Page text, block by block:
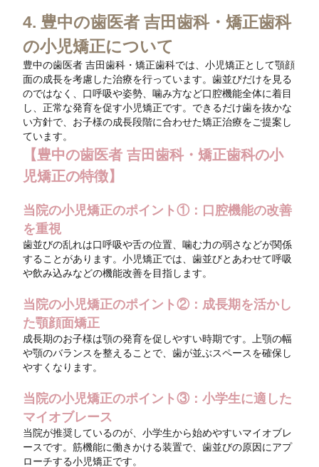
4. 豊中の歯医者 吉田歯科・矯正歯科
の小児矯正について
豊中の歯医者 吉田歯科・矯正歯科では、小児矯正として顎顔
面の成長を考慮した治療を行っています。歯並びだけを見る
のではなく、口呼吸や姿勢、噛み方など口腔機能全体に着目
し、正常な発育を促す小児矯正です。できるだけ歯を抜かな
い方針で、お子様の成長段階に合わせた矯正治療をご提案し
ています。
【豊中の歯医者 吉田歯科・矯正歯科の小
児矯正の特徴】
当院の小児矯正のポイント①：口腔機能の改善
を重視
歯並びの乱れは口呼吸や舌の位置、噛む力の弱さなどが関係
することがあります。小児矯正では、歯並びとあわせて呼吸
や飲み込みなどの機能改善を目指します。
当院の小児矯正のポイント②：成長期を活かし
た顎顔面矯正
成長期のお子様は顎の発育を促しやすい時期です。上顎の幅
や顎のバランスを整えることで、歯が並ぶスペースを確保し
やすくなります。
当院の小児矯正のポイント③：小学生に適した
マイオブレース
当院が推奨しているのが、小学生から始めやすいマイオブレ
ースです。筋機能に働きかける装置で、歯並びの原因にアプ
ローチする小児矯正です。